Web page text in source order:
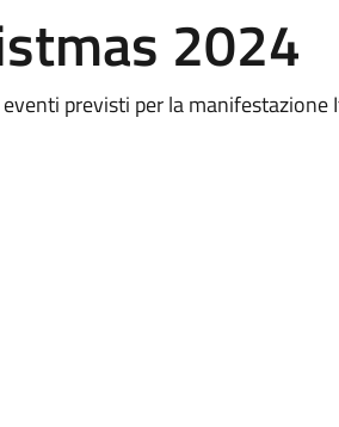
2024
previsti per la manifestazione